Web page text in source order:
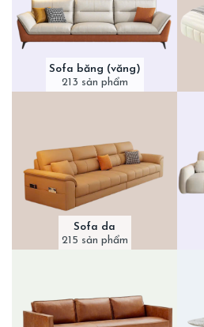
Sofa băng (văng)
213 sản phẩm
Sofa da
215 sản phẩm